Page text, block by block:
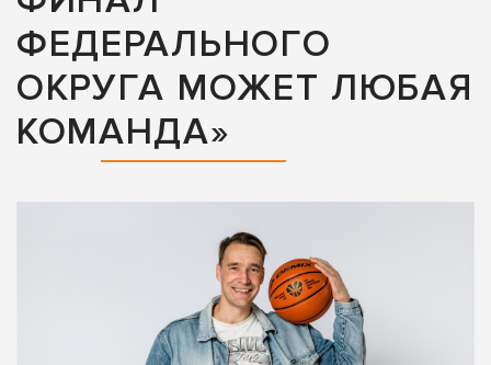
ФЕДЕРАЛЬНОГО
ОКРУГА МОЖЕТ ЛЮБАЯ
КОМАНДА»